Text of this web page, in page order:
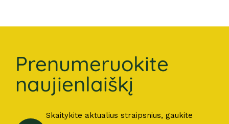
Prenumeruokite
naujienlaiškį
Skaitykite aktualius straipsnius, gaukite